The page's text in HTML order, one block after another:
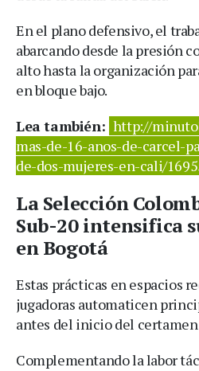
En el plano defensivo, el
abarcando desde la presión
alto hasta la organización
en bloque bajo.
Lea también: http://
mas-de-16-anos-de-carcel-
de-dos-mujeres-en-cali/
La Selección
Sub-20 intensifica
en Bogotá
Estas prácticas en espacios
jugadoras automaticen
antes del inicio del
Complementando la labor